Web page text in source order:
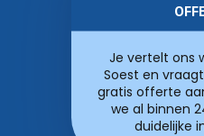
Je vertelt ons
Soest en
gratis offerte
we al binnen
duidelijke